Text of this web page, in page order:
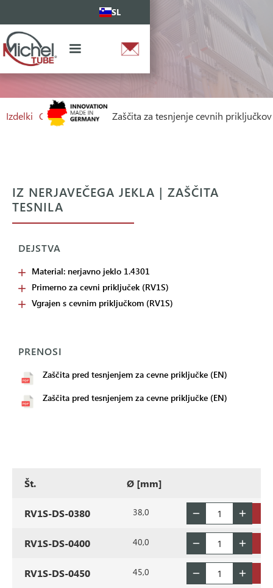
SL
Izdelki Cevni priključek Zaščita za tesnjenje cevnih priključkov
IZ NERJAVEČEGA JEKLA | ZAŠČITA
TESNILA
DEJSTVA
Material: nerjavno jeklo 1.4301
Primerno za cevni priključek (RV1S)
Vgrajen s cevnim priključkom (RV1S)
PRENOSI
Zaščita pred tesnjenjem za cevne priključke (EN)
Zaščita pred tesnjenjem za cevne priključke (EN)
Št. Ø [mm]
RV1S-DS-0380 38,0
RV1S-DS-0400 40,0
RV1S-DS-0450 45,0